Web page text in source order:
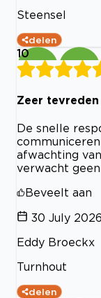
Steensel
delen
10
Zeer tevreden
De snelle
afwachting
verwacht
Beveelt aan
30 July 2026
Eddy Broeckx
Turnhout
delen